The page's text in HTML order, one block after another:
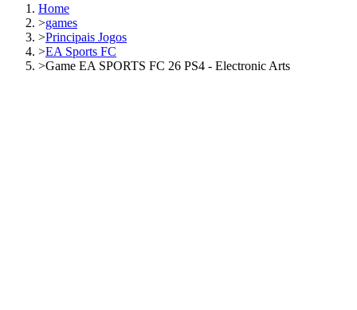
Home
>games
>Principais Jogos
>EA Sports FC
>Game EA SPORTS FC 26 PS4 - Electronic Arts